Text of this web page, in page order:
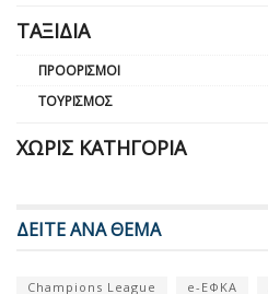
ΤΑΞΊΔΙΑ
ΠΡΟΟΡΙΣΜΟΊ
ΤΟΥΡΙΣΜΌΣ
ΧΩΡΊΣ ΚΑΤΗΓΟΡΊΑ
ΔΕΙΤΕ ΑΝΑ ΘΕΜΑ
Champions League e-ΕΦΚΑ